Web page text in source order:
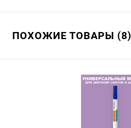
ПОХОЖИЕ ТОВАРЫ (8)